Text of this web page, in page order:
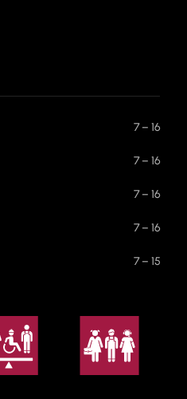
7 – 16
7 – 16
7 – 16
7 – 16
7 – 15